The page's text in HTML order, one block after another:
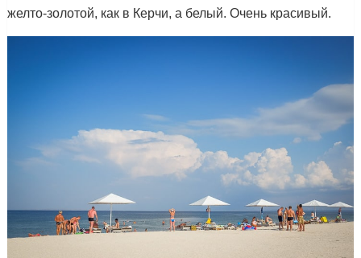
желто-золотой, как в Керчи, а белый. Очень красивый.